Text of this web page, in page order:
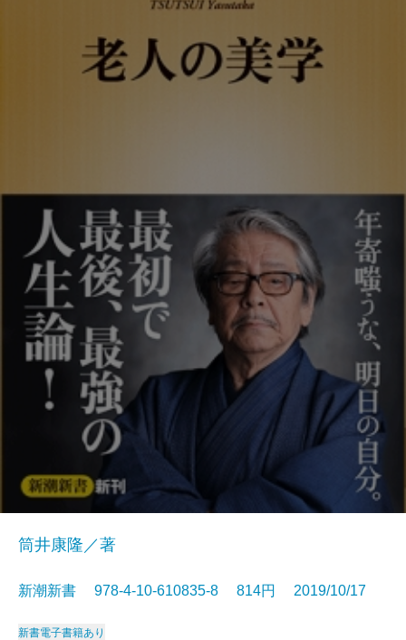
筒井康隆／著
新潮新書 978-4-10-610835-8 814円 2019/10/17
新書電子書籍あり